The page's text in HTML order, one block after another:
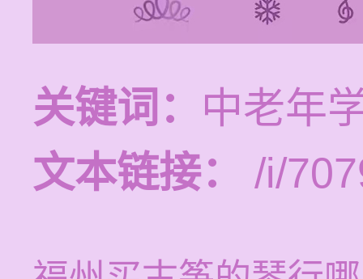
关键词： 中老年
文本链接：
/i/